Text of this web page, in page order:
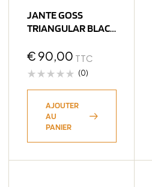
JANTE GOSS
TRIANGULAR BLACK
CB110
€ 90,00 TTC
(0)
AJOUTER
AU
PANIER